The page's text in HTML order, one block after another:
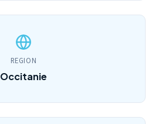
REGION
Occitanie